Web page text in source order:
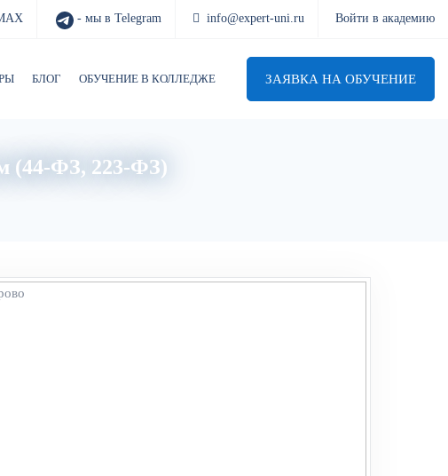
- мы в Telegram info@expert-uni.ru Войти в академию
БЛОГ ОБУЧЕНИЕ В КОЛЛЕДЖЕ ЗАЯВКА НА ОБУЧЕНИЕ
(44-ФЗ, 223-ФЗ)